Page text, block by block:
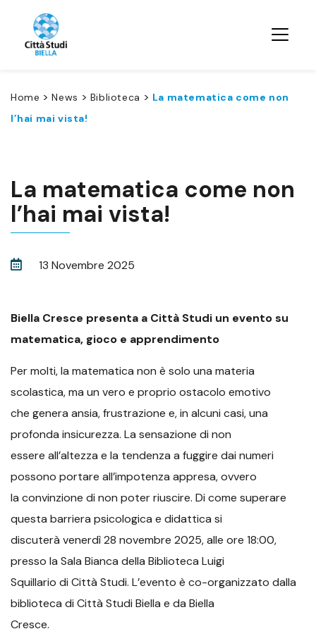
Home >News > Biblioteca > La matematica come non
l’hai mai vista!
La matematica come non
l’hai mai vista!
13 Novembre 2025
Biella Cresce presenta a Città Studi un evento su
matematica, gioco e apprendimento
Per molti, la matematica non è solo una materia
scolastica, ma un vero e proprio ostacolo emotivo
che genera ansia, frustrazione e, in alcuni casi, una
profonda insicurezza. La sensazione di non
essere all’altezza e la tendenza a fuggire dai numeri
possono portare all’impotenza appresa, ovvero
la convinzione di non poter riuscire. Di come superare
questa barriera psicologica e didattica si
discuterà venerdì 28 novembre 2025, alle ore 18:00,
presso la Sala Bianca della Biblioteca Luigi
Squillario di Città Studi. L’evento è co-organizzato dalla
biblioteca di Città Studi Biella e da Biella
Cresce.